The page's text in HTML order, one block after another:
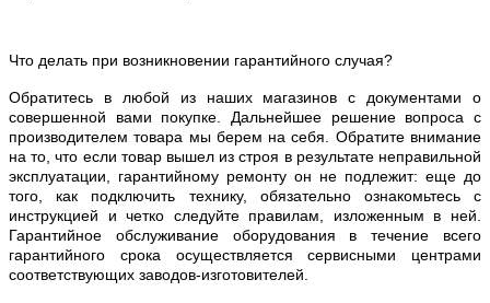
Что делать при возникновении гарантийного случая?
Обратитесь в любой из наших магазинов с документами о
совершенной вами покупке. Дальнейшее решение вопроса с
производителем товара мы берем на себя. Обратите внимание
на то, что если товар вышел из строя в результате неправильной
эксплуатации, гарантийному ремонту он не подлежит: еще до
того, как подключить технику, обязательно ознакомьтесь с
инструкцией и четко следуйте правилам, изложенным в ней.
Гарантийное обслуживание оборудования в течение всего
гарантийного срока осуществляется сервисными центрами
соответствующих заводов-изготовителей.